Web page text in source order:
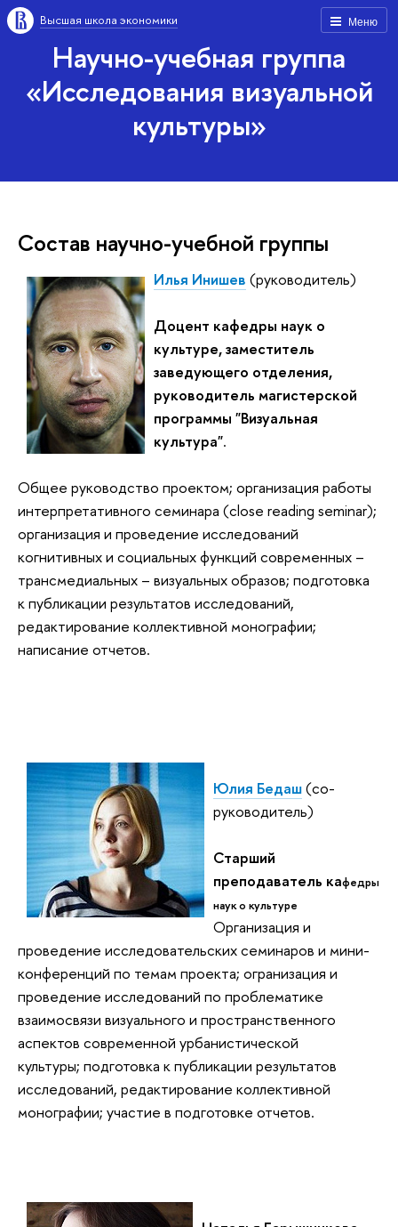
Меню
Высшая школа экономики
Научно-учебная группа
«Исследования визуальной
культуры»
Состав научно-учебной группы
Илья Инишев (руководитель)
Доцент кафедры наук о
культуре, заместитель
заведующего отделения,
руководитель магистерской
программы "Визуальная
культура".
Общее руководство проектом; организация работы
интерпретативного семинара (close reading seminar);
организация и проведение исследований
когнитивных и социальных функций современных –
трансмедиальных – визуальных образов; подготовка
к публикации результатов исследований,
редактирование коллективной монографии;
написание отчетов.
Юлия Бедаш(со-
руководитель)
Старший
преподаватель кафедры
наук о культуре
Организация и
проведение исследовательских семинаров и мини-
конференций по темам проекта; огранизация и
проведение исследований по проблематике
взаимосвязи визуального и пространственного
аспектов современной урбанистической
культуры; подготовка к публикации результатов
исследований, редактирование коллективной
монографии; участие в подготовке отчетов.